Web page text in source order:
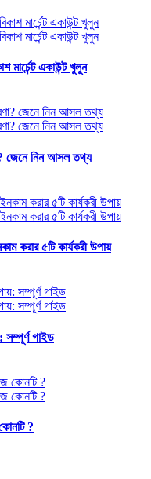
মার্চেন্ট একাউন্ট খুলুন
জেনে নিন আসল তথ্য
করার ৫টি কার্যকরী উপায়
সম্পূর্ণ গাইড
?